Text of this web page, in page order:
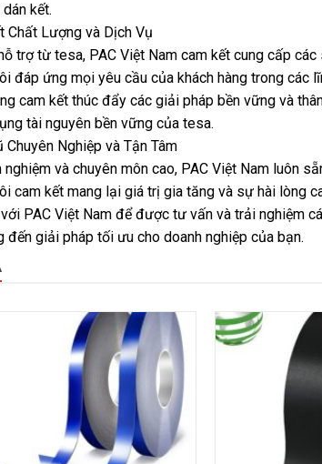
kết.
Chất Lượng và Dịch Vụ
trợ từ tesa, PAC Việt Nam cam kết cung cấp
đáp ứng mọi yêu cầu của khách hàng trong các
cam kết thúc đẩy các giải pháp bền vững và
tài nguyên bền vững của tesa.
Nghiệp và Tận Tâm
nghiệm và chuyên môn cao, PAC Việt Nam luôn
cam kết mang lại giá trị gia tăng và sự hài lòng
PAC Việt Nam để được tư vấn và trải nghiệm
đến giải pháp tối ưu cho doanh nghiệp của bạn.